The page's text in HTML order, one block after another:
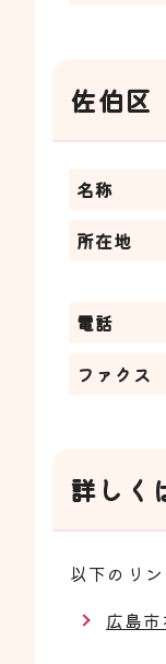
佐伯区
名称
所在地
電話
ファクス
詳しく
以下のリ
広島